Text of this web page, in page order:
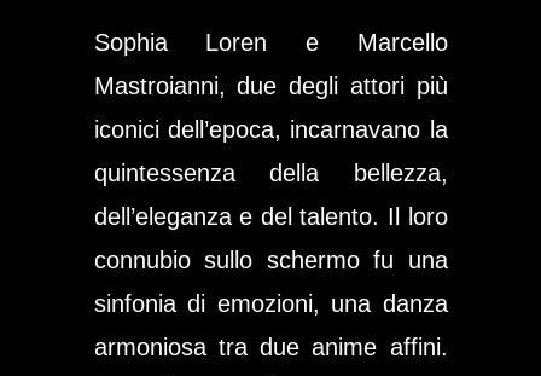
Sophia Loren e Marcello
Mastroianni, due degli attori più
iconici dell’epoca, incarnavano la
quintessenza della bellezza,
dell’eleganza e del talento. Il loro
connubio sullo schermo fu una
sinfonia di emozioni, una danza
armoniosa tra due anime affini.